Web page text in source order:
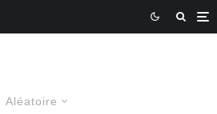
Aléatoire